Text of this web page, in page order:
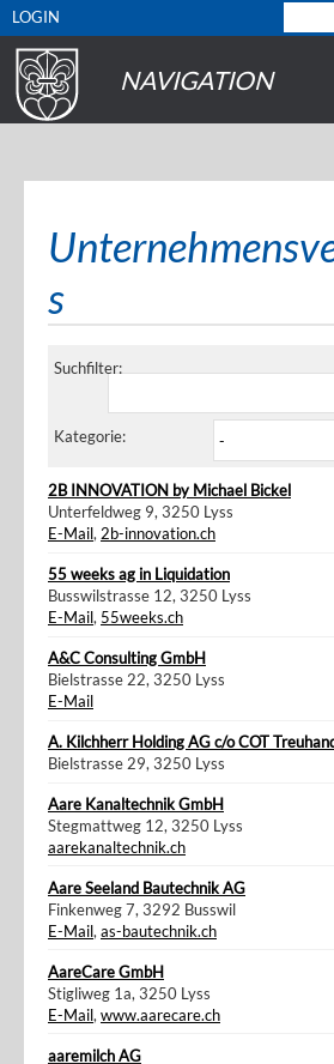
LOGIN
NAVIGATION
s
Suchfilter:
Kategorie:
2B INNOVATION by Michael Bickel
Unterfeldweg 9, 3250 Lyss
E-Mail, 2b-innovation.ch
55 weeks ag in Liquidation
Busswilstrasse 12, 3250 Lyss
E-Mail, 55weeks.ch
A&C Consulting GmbH
Bielstrasse 22, 3250 Lyss
E-Mail
A. Kilchherr Holding AG c/o COT
Bielstrasse 29, 3250 Lyss
Aare Kanaltechnik GmbH
Stegmattweg 12, 3250 Lyss
aarekanaltechnik.ch
Aare Seeland Bautechnik AG
Finkenweg 7, 3292 Busswil
E-Mail, as-bautechnik.ch
AareCare GmbH
Stigliweg 1a, 3250 Lyss
E-Mail, www.aarecare.ch
aaremilch AG